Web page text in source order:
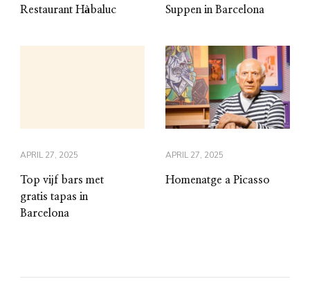
Restaurant Hàbaluc Suppen in Barcelona
APRIL 27, 2025
Top vijf bars met
gratis tapas in
Barcelona
APRIL 27, 2025
Homenatge a Picasso